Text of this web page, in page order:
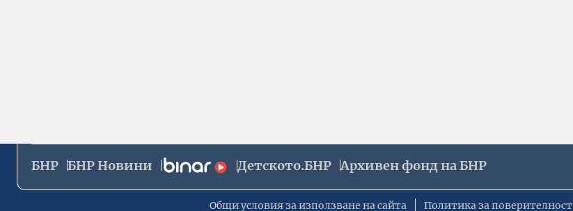
БНР БНР Новини Детското.БНР Архивен фонд на БНР
Общи условия за използване на сайта Политика за поверителност